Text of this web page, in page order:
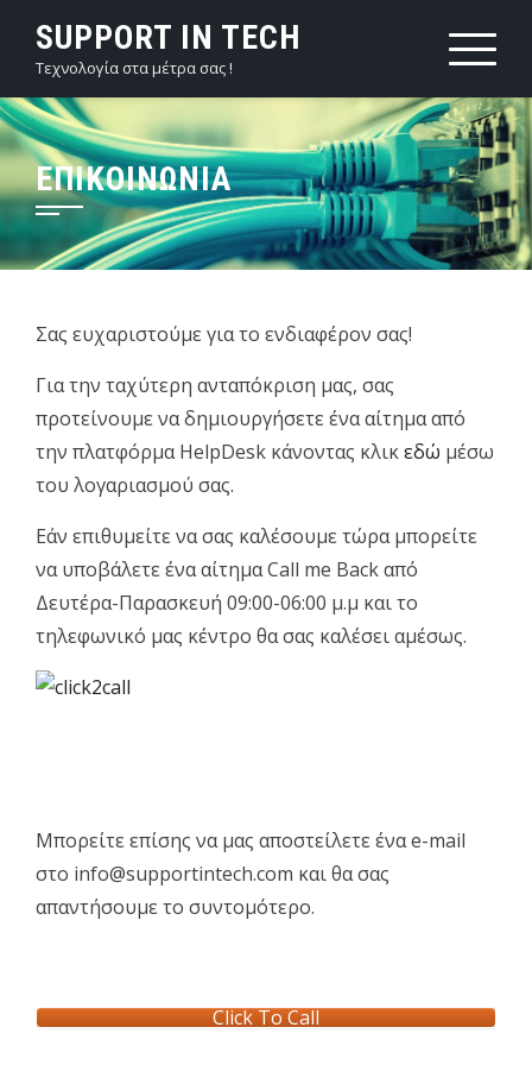
content
SUPPORT IN TECH
Τεχνολογία στα μέτρα σας !
ΕΠΙΚΟΙΝΩΝΊΑ
Σας ευχαριστούμε για το ενδιαφέρον σας!
Για την ταχύτερη ανταπόκριση μας, σας
προτείνουμε να δημιουργήσετε ένα αίτημα από
την πλατφόρμα HelpDesk κάνοντας κλικεδώ μέσω
του λογαριασμού σας.
Εάν επιθυμείτε να σας καλέσουμε τώρα μπορείτε
να υποβάλετε ένα αίτημα Call me Back από
Δευτέρα-Παρασκευή 09:00-06:00 μ.μ και το
τηλεφωνικό μας κέντρο θα σας καλέσει αμέσως.
Μπορείτε επίσης να μας αποστείλετε ένα e-mail
στο info@supportintech.com και θα σας
απαντήσουμε το συντομότερο.
Click To Call